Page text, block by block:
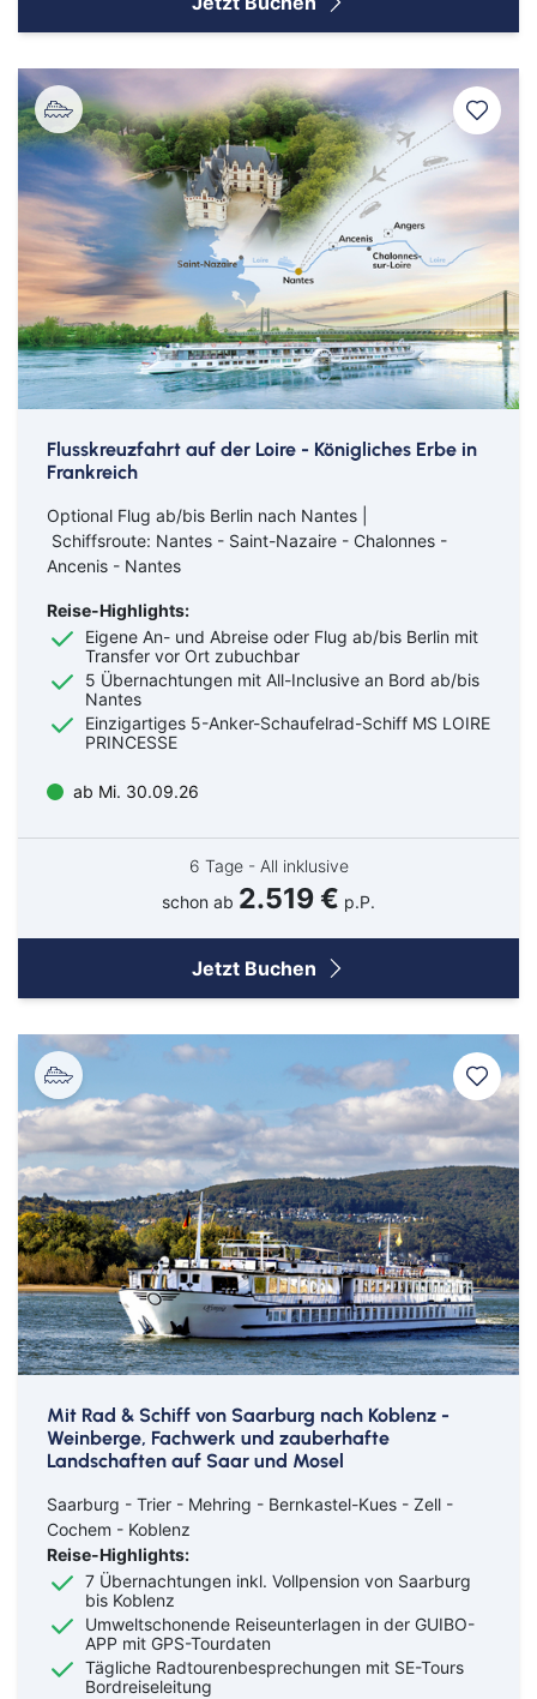
Flusskreuzfahrt auf der Loire - Königliches Erbe in
Frankreich
Optional Flug ab/bis Berlin nach Nantes |
Schiffsroute: Nantes - Saint-Nazaire - Chalonnes -
Ancenis - Nantes
Reise-Highlights:
Eigene An- und Abreise oder Flug ab/bis Berlin mit
Transfer vor Ort zubuchbar
5 Übernachtungen mit All-Inclusive an Bord ab/bis
Nantes
Einzigartiges 5-Anker-Schaufelrad-Schiff MS LOIRE
PRINCESSE
ab Mi. 30.09.26
6 Tage - All inklusive
schon ab 2.519 € p.P.
Jetzt Buchen
Mit Rad & Schiff von Saarburg nach Koblenz -
Weinberge, Fachwerk und zauberhafte
Landschaften auf Saar und Mosel
Saarburg - Trier - Mehring - Bernkastel-Kues - Zell -
Cochem - Koblenz
Reise-Highlights:
7 Übernachtungen inkl. Vollpension von Saarburg
bis Koblenz
Umweltschonende Reiseunterlagen in der GUIBO-
APP mit GPS-Tourdaten
Tägliche Radtourenbesprechungen mit SE-Tours
Bordreiseleitung